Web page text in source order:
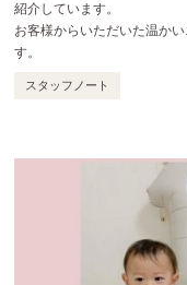
紹介しています。
お客様からいただいた温か
す。
スタッフノート